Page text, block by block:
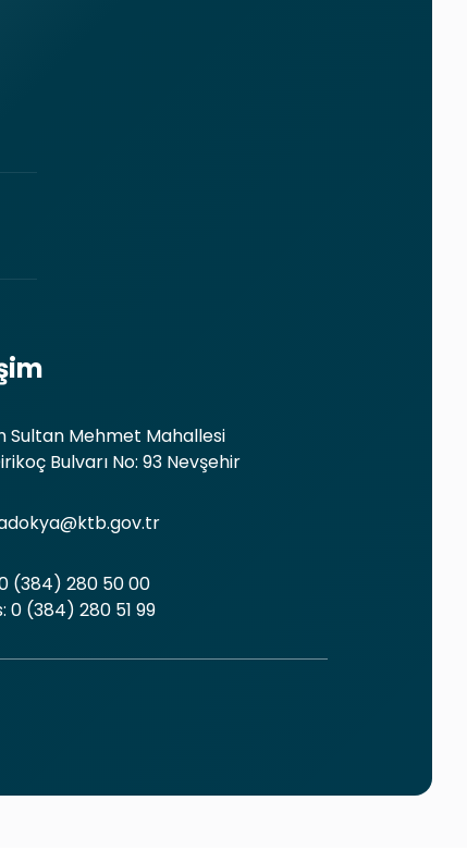
Sultan Mehmet Mahallesi
Bulvarı No: 93 Nevşehir
(384) 280 50 00
0 (384) 280 51 99